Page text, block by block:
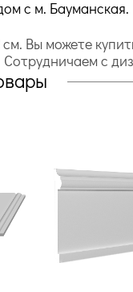
с м. Бауманская.
Вы можете
с